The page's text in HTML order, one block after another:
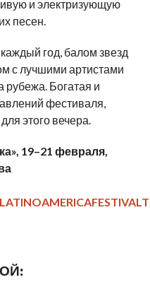
и электризующую
песен.
год, балом звезд
с лучшими артистами
рубежа. Богатая и
фестиваля,
этого вечера.
19–21 февраля,